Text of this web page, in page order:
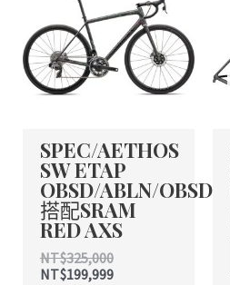
SPEC/AETHOS
SW ETAP
OBSD/ABLN/OBSD
搭配SRAM
RED AXS
NT$325,000
格：
NT$325,000。
NT$199,999
格：
NT$199,999。
品
有
多
種
款
可
產